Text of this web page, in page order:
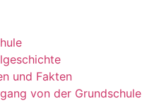
und Fakten
von der Grundschule